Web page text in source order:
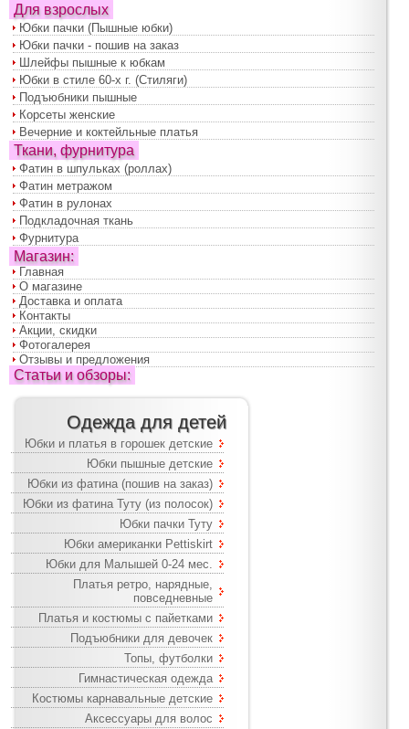
Для взрослых
Юбки пачки (Пышные юбки)
Юбки пачки - пошив на заказ
Шлейфы пышные к юбкам
Юбки в стиле 60-х г. (Стиляги)
Подъюбники пышные
Корсеты женские
Вечерние и коктейльные платья
Ткани, фурнитура
Фатин в шпульках (роллах)
Фатин метражом
Фатин в рулонах
Подкладочная ткань
Фурнитура
Магазин:
Главная
О магазине
Доставка и оплата
Контакты
Акции, скидки
Фотогалерея
Отзывы и предложения
Статьи и обзоры:
Одежда для детей
Юбки и платья в горошек детские
Юбки пышные детские
Юбки из фатина (пошив на заказ)
Юбки из фатина Туту (из полосок)
Юбки пачки Туту
Юбки американки Pettiskirt
Юбки для Малышей 0-24 мес.
Платья ретро, нарядные,
повседневные
Платья и костюмы с пайетками
Подъюбники для девочек
Топы, футболки
Гимнастическая одежда
Костюмы карнавальные детские
Аксессуары для волос